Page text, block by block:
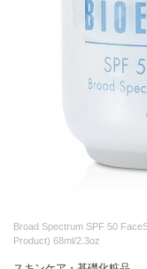
Broad Spectrum SPF 50
Product) 68ml/2.3oz